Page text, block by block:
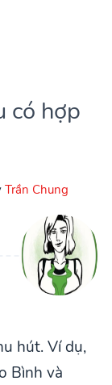
có hợp
Trần Chung
hút. Ví dụ,
Bình và